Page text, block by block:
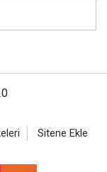
Sitene Ekle